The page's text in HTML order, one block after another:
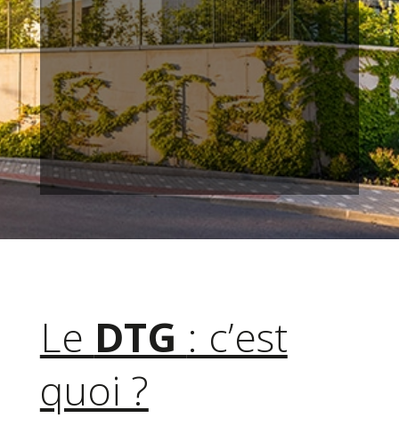
l’immeuble et doit être transmis aux
copropriétaires, au syndic et à l’administration.
EN SAVOIR + DEVIS IMMEDIAT
Le DTG doit être complété par lePlan
Pluriannuel de Travaux (PPT)
Le DTG : c’est
quoi ?